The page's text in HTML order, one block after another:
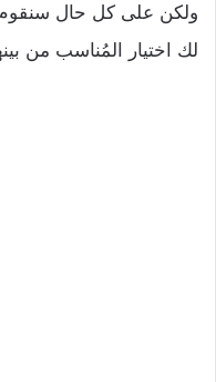
ولكن على كل حال
لك اختيار المُناسب من